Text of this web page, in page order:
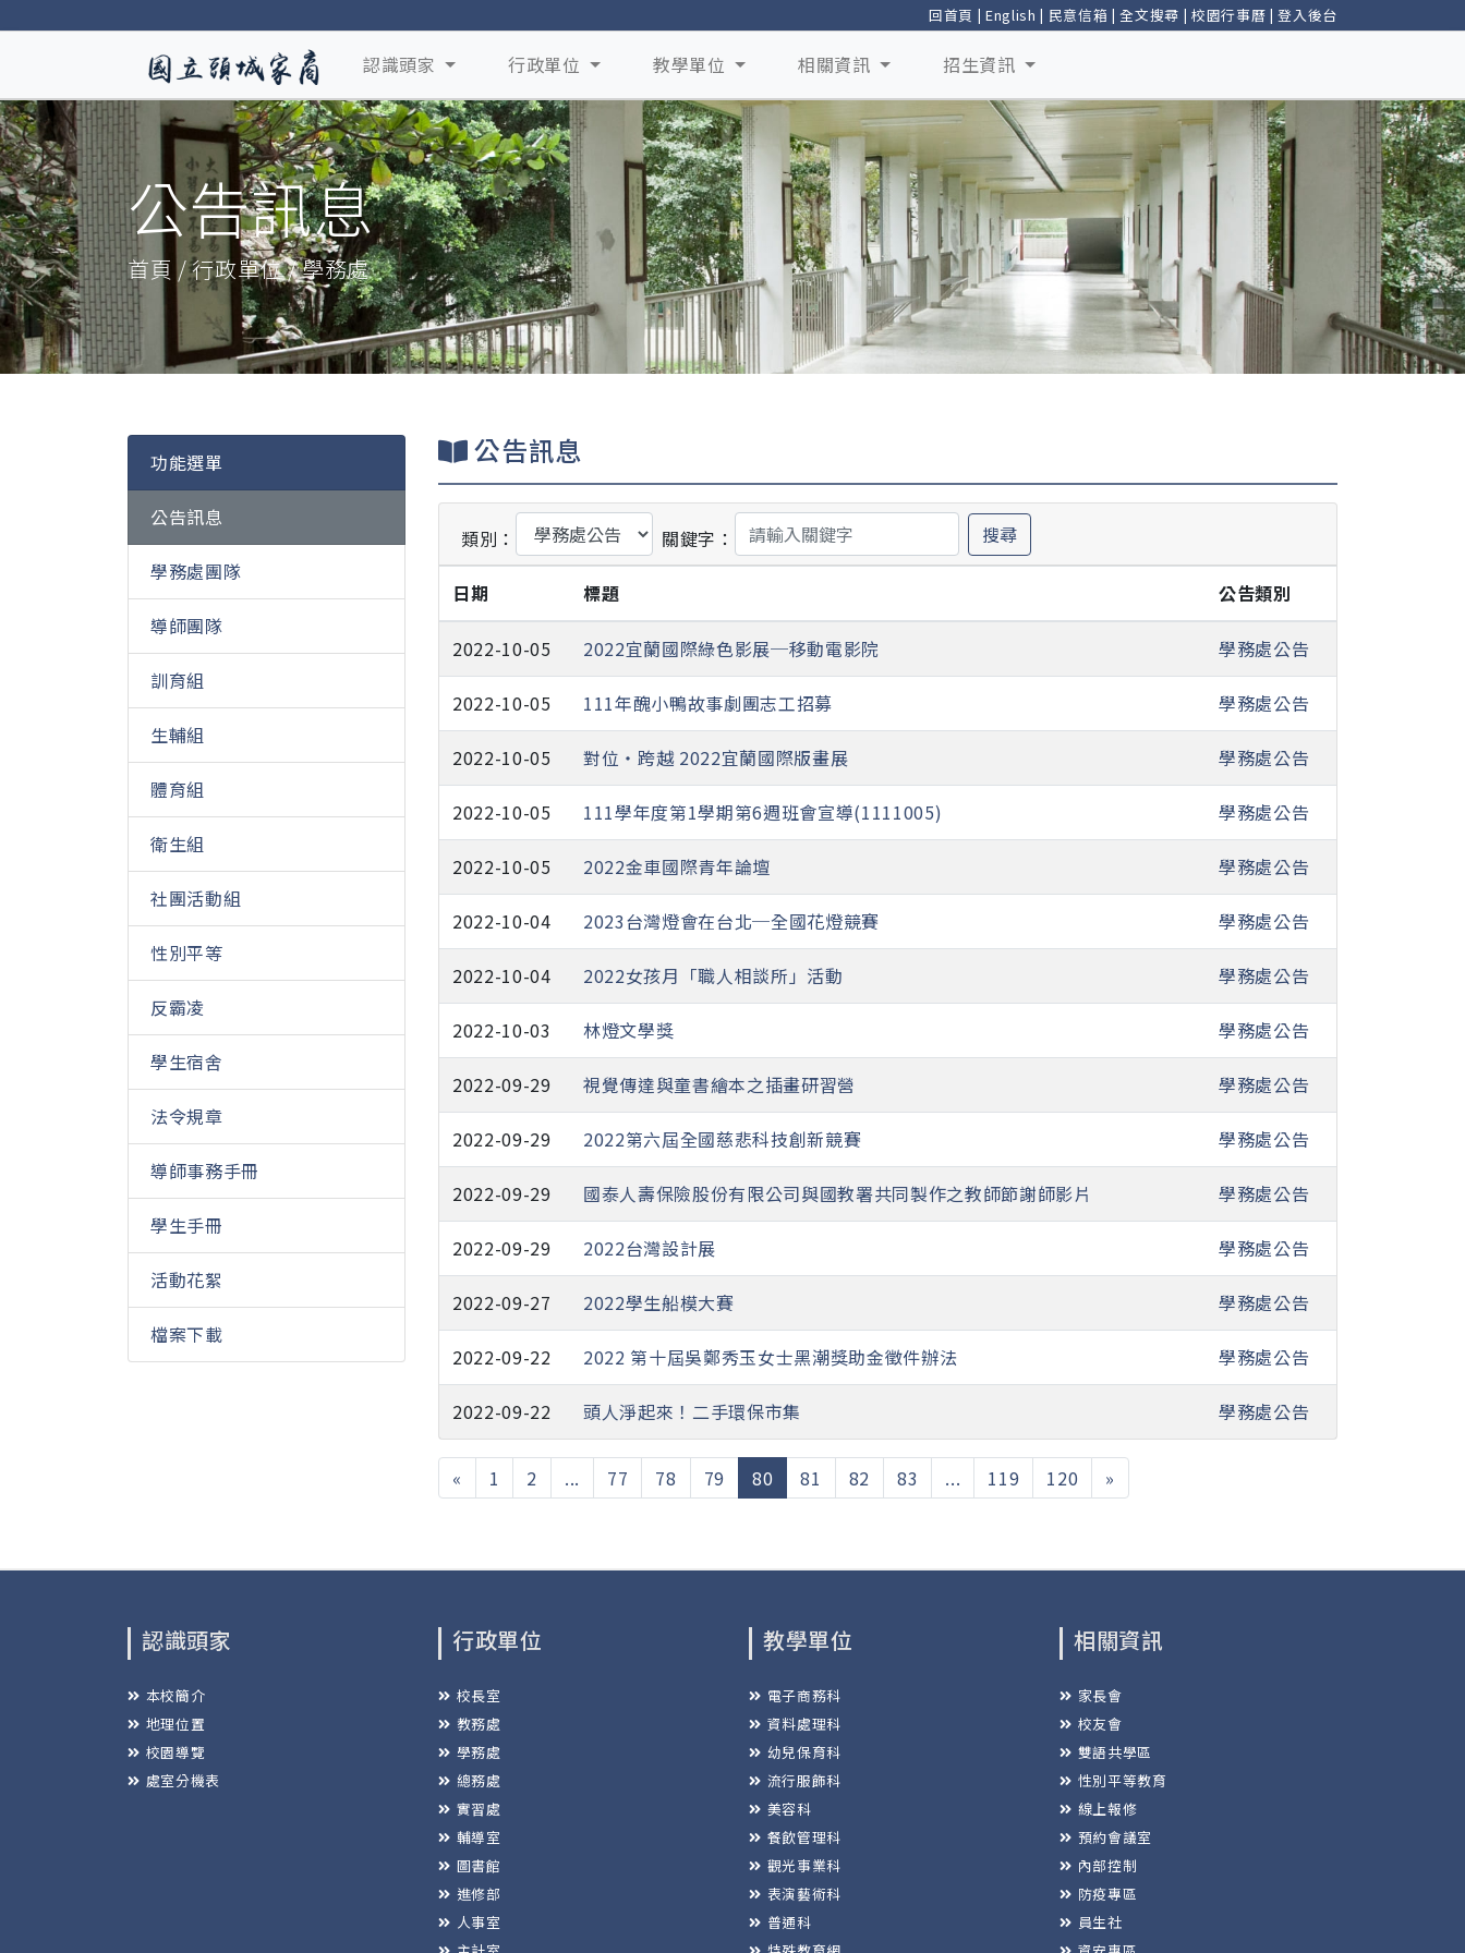
回首頁 | English | 民意信箱 |全文搜尋 | 校園行事曆 |登入後台
認識頭家 行政單位 教學單位 相關資訊 招生資訊
公告訊息
首頁 / 行政單位 / 學務處
功能選單
公告訊息
學務處團隊
導師團隊
訓育組
生輔組
體育組
衛生組
社團活動組
性別平等
反霸凌
學生宿舍
法令規章
導師事務手冊
學生手冊
活動花絮
檔案下載
公告訊息
類別： 關鍵字： 搜尋
日期 標題 公告類別
2022-10-05 2022宜蘭國際綠色影展─移動電影院 學務處公告
2022-10-05 111年醜小鴨故事劇團志工招募 學務處公告
2022-10-05 對位‧跨越 2022宜蘭國際版畫展 學務處公告
2022-10-05 111學年度第1學期第6週班會宣導(1111005) 學務處公告
2022-10-05 2022金車國際青年論壇 學務處公告
2022-10-04 2023台灣燈會在台北─全國花燈競賽 學務處公告
2022-10-04 2022女孩月「職人相談所」活動 學務處公告
2022-10-03 林燈文學獎 學務處公告
2022-09-29 視覺傳達與童書繪本之插畫研習營 學務處公告
2022-09-29 2022第六屆全國慈悲科技創新競賽 學務處公告
2022-09-29 國泰人壽保險股份有限公司與國教署共同製作之教師節謝師影片 學務處公告
2022-09-29 2022台灣設計展 學務處公告
2022-09-27 2022學生船模大賽 學務處公告
2022-09-22 2022 第十屆吳鄭秀玉女士黑潮獎助金徵件辦法 學務處公告
2022-09-22 頭人淨起來！二手環保市集 學務處公告
« 1 2 ... 77 78 79 80 (current)
81 82 83 ... 119 120 »
認識頭家
本校簡介
地理位置
校園導覽
處室分機表
行政單位
校長室
教務處
學務處
總務處
實習處
輔導室
圖書館
進修部
人事室
教學單位
電子商務科
資料處理科
幼兒保育科
流行服飾科
美容科
餐飲管理科
觀光事業科
表演藝術科
普通科
相關資訊
家長會
校友會
雙語共學區
性別平等教育
線上報修
預約會議室
內部控制
防疫專區
員生社